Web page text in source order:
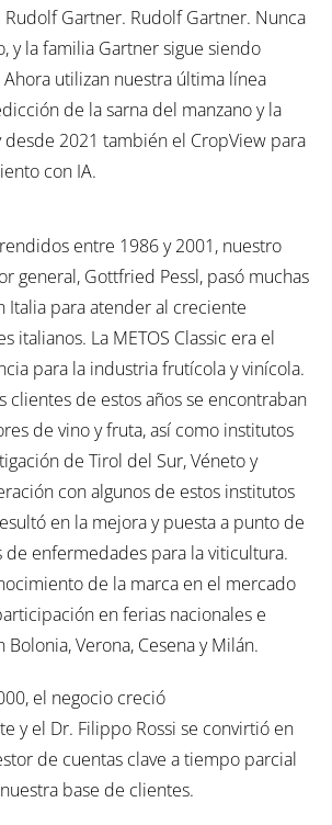
Rudolf Gartner. Rudolf Gartner. Nunca
y la familia Gartner sigue siendo
utilizan nuestra última línea
de la sarna del manzano y la
desde 2021 también el CropView para
con IA.
entre 1986 y 2001, nuestro
general, Gottfried Pessl, pasó muchas
Italia para atender al creciente
italianos. La METOS Classic era el
para la industria frutícola y vinícola.
clientes de estos años se encontraban
de vino y fruta, así como institutos
de Tirol del Sur, Véneto y
con algunos de estos institutos
en la mejora y puesta a punto de
de enfermedades para la viticultura.
de la marca en el mercado
en ferias nacionales e
Verona, Cesena y Milán.
el negocio creció
y el Dr. Filippo Rossi se convirtió en
de cuentas clave a tiempo parcial
base de clientes.